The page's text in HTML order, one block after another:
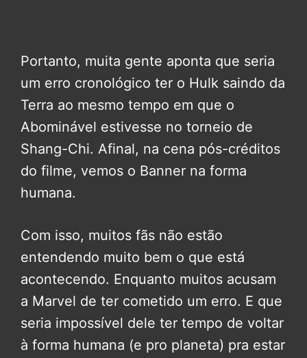
Portanto, muita gente aponta que seria
um erro cronológico ter o Hulk saindo da
Terra ao mesmo tempo em que o
Abominável estivesse no torneio de
Shang-Chi. Afinal, na cena pós-créditos
do filme, vemos o Banner na forma
humana.
Com isso, muitos fãs não estão
entendendo muito bem o que está
acontecendo. Enquanto muitos acusam
a Marvel de ter cometido um erro. E que
seria impossível dele ter tempo de voltar
à forma humana (e pro planeta) pra estar